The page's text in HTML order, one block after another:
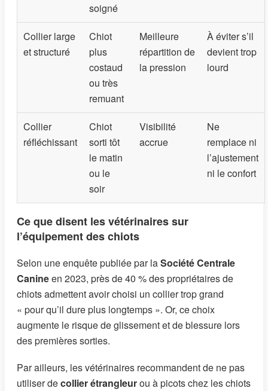
soigné
Collier large
et structuré
Chiot
plus
costaud
ou très
remuant
Meilleure
répartition de
la pression
À éviter s’il
devient trop
lourd
Collier
réfléchissant
Chiot
sorti tôt
le matin
ou le
soir
Visibilité
accrue
Ne
remplace ni
l’ajustement
ni le confort
Ce que disent les vétérinaires sur
l’équipement des chiots
Selon une enquête publiée par laSociété Centrale
Canineen 2023, près de 40 % des propriétaires de
chiots admettent avoir choisi un collier trop grand
« pour qu’il dure plus longtemps ». Or, ce choix
augmente le risque de glissement et de blessure lors
des premières sorties.
Par ailleurs, les vétérinaires recommandent de ne pas
utiliser decollier étrangleurou à picots chez les chiots